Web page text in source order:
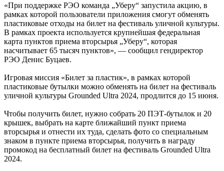
«При поддержке РЭО команда „Уберу“ запустила акцию, в
рамках которой пользователи приложения смогут обменять
пластиковые отходы на билет на фестиваль уличной культуры.
В рамках проекта используется крупнейшая федеральная
карта пунктов приема вторсырья „Уберу“, которая
насчитывает 65 тысяч пунктов», — сообщил гендиректор
РЭО Денис Буцаев.
Игровая миссия «Билет за пластик», в рамках которой
пластиковые бутылки можно обменять на билет на фестиваль
уличной культуры Grounded Ultra 2024, продлится до 15 июня.
Чтобы получить билет, нужно собрать 20 ПЭТ-бутылок и 20
крышек, выбрать на карте ближайший пункт приема
вторсырья и отнести их туда, сделать фото со специальным
знаком в пункте приема вторсырья, получить в награду
промокод на бесплатный билет на фестиваль Grounded Ultra
2024.